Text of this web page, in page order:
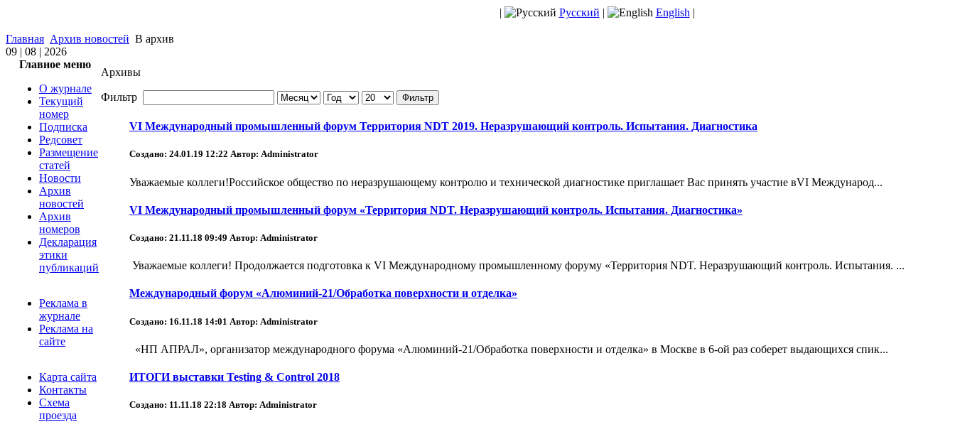
| Русский | English |
Главная Архив новостей В архив
09 | 08 | 2026
Главное меню
О журнале
Текущий
номер
Подписка
Редсовет
Размещение
статей
Новости
Архив
новостей
Архив
номеров
Декларация
этики
публикаций
Реклама в
журнале
Реклама на
сайте
Карта сайта
Контакты
Схема
проезда
Архивы
Фильтр Фильтр
VI Международный промышленный форум Территория NDT 2019. Неразрушающий контроль. Испытания. Диагностика
Создано: 24.01.19 12:22 Автор: Administrator
Уважаемые коллеги!Российское общество по неразрушающему контролю и технической диагностике приглашает Вас принять участие вVI Международ...
VI Международный промышленный форум «Территория NDT. Неразрушающий контроль. Испытания. Диагностика»
Создано: 21.11.18 09:49 Автор: Administrator
Уважаемыe коллеги! Продолжается подготовка к VI Международному промышленному форуму «Территория NDT. Неразрушающий контроль. Испытания. ...
Международный форум «Алюминий-21/Обработка поверхности и отделка»
Создано: 16.11.18 14:01 Автор: Administrator
«НП АПРАЛ», организатор международного форума «Алюминий-21/Обработка поверхности и отделка» в Москве в 6-ой раз соберет выдающихся спик...
ИТОГИ выставки Testing & Control 2018
Создано: 11.11.18 22:18 Автор: Administrator